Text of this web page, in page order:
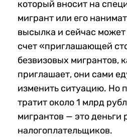
который вносит на
мигрант или его
высылка и сейчас может
счет «приглашающей
безвизовых мигрантов,
приглашает, они сами
изменить ситуацию. Но
тратит около 1 млрд
мигрантов — это деньги
налогоплательщиков.